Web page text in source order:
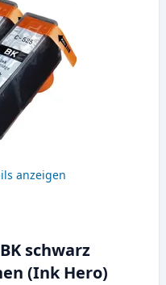
anzeigen
schwarz
(Ink Hero)